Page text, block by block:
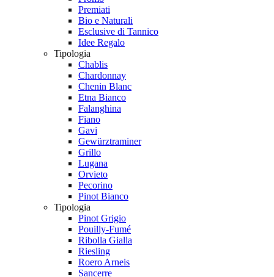
Premiati
Bio e Naturali
Esclusive di Tannico
Idee Regalo
Tipologia
Chablis
Chardonnay
Chenin Blanc
Etna Bianco
Falanghina
Fiano
Gavi
Gewürztraminer
Grillo
Lugana
Orvieto
Pecorino
Pinot Bianco
Tipologia
Pinot Grigio
Pouilly-Fumé
Ribolla Gialla
Riesling
Roero Arneis
Sancerre